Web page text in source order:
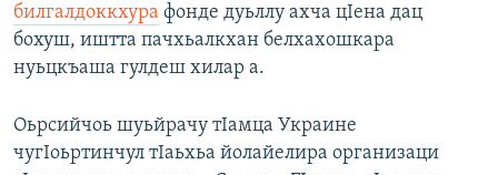
билгалдоккхура фонде дуьллу ахча цIена дац
бохуш, иштта пачхьалкхан белхахошкара
нуьцкъаша гулдеш хилар а.
Оьрсийчоь шуьйрачу тIамца Украине
чугIоьртинчул тIаьхьа йолайелира организаци